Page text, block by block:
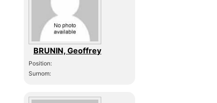
BRUNIN, Geoffrey
Position:
Surnom: